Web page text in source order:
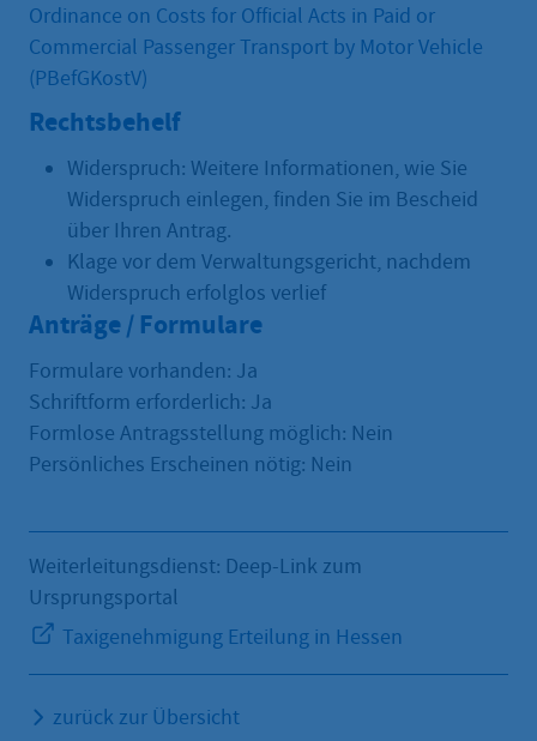
Ordinance on Costs for Official Acts in Paid or
Commercial Passenger Transport by Motor Vehicle
(PBefGKostV)
Rechtsbehelf
Widerspruch: Weitere Informationen, wie Sie
Widerspruch einlegen, finden Sie im Bescheid
über Ihren Antrag.
Klage vor dem Verwaltungsgericht, nachdem
Widerspruch erfolglos verlief
Anträge / Formulare
Formulare vorhanden: Ja
Schriftform erforderlich: Ja
Formlose Antragsstellung möglich: Nein
Persönliches Erscheinen nötig: Nein
Weiterleitungsdienst: Deep-Link zum
Ursprungsportal
Taxigenehmigung Erteilung in Hessen
zurück zur Übersicht